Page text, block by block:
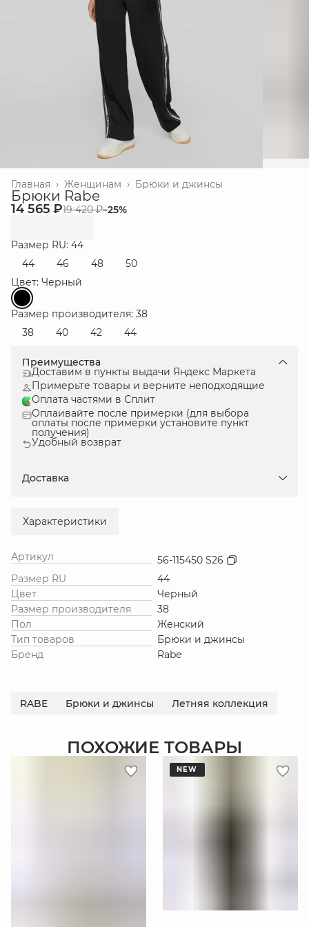
Брюки и джинсы
Женщинам ›
Главная ›
Брюки Rabe
14 565 ₽19 420 ₽−25%
Размер RU: 44
44
46 48
50
Цвет: Черный
Размер производителя: 38
38
40 42 44
Преимущества
Доставим в пункты выдачи Яндекс Маркета
Примерьте товары и верните неподходящие
Оплата частями в Сплит
Оплаивайте после примерки (для выбора
оплаты после примерки установите пункт
получения)
Удобный возврат
Доставка
Характеристики
Артикул
56-115450 S26
Размер RU
44
Цвет
Черный
Размер производителя
38
Пол
Женский
Тип товаров
Брюки и джинсы
Бренд
Rabe
RABE Брюки и джинсы Летняя коллекция
ПОХОЖИЕ ТОВАРЫ
NEW